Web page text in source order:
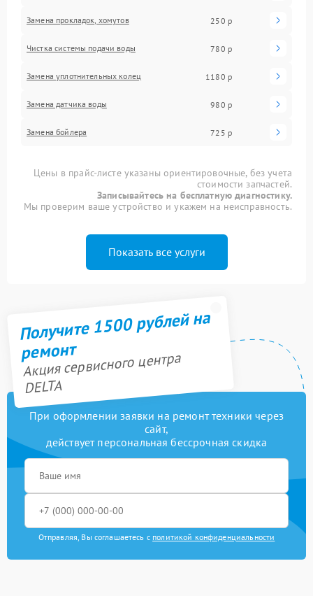
Замена прокладок, хомутов 250 р
Чистка системы подачи воды 780 р
Замена уплотнительных колец 1180 р
Замена датчика воды 980 р
Замена бойлера 725 р
Цены в прайс-листе указаны ориентировочные, без учета
стоимости запчастей.
Записывайтесь на бесплатную диагностику.
Мы проверим ваше устройство и укажем на неисправность.
Показать все услуги
Получите 1500 рублей на
ремонт
Акция сервисного центра
DELTA
При оформлении заявки на ремонт техники через
сайт,
действует персональная бессрочная скидка
Отправляя, Вы соглашаетесь с политикой конфиденциальности